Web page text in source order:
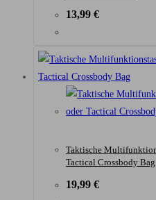
13,99 €
Taktische
Tactical Crossbody Bag
19,99 €